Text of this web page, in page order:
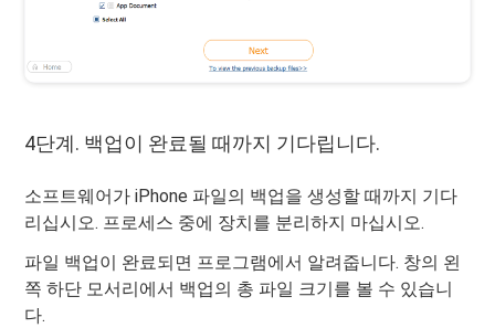
4단계. 백업이 완료될 때까지 기다립니다.
소프트웨어가 iPhone 파일의 백업을 생성할 때까지 기다
리십시오. 프로세스 중에 장치를 분리하지 마십시오.
파일 백업이 완료되면 프로그램에서 알려줍니다. 창의 왼
쪽 하단 모서리에서 백업의 총 파일 크기를 볼 수 있습니
다.